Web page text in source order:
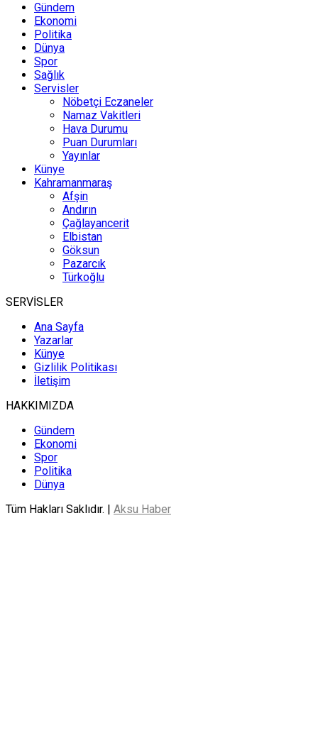
Gündem
Ekonomi
Politika
Dünya
Spor
Sağlık
Servisler
Nöbetçi Eczaneler
Namaz Vakitleri
Hava Durumu
Puan Durumları
Yayınlar
Künye
Kahramanmaraş
Afşin
Andırın
Çağlayancerit
Elbistan
Göksun
Pazarcık
Türkoğlu
SERVİSLER
Ana Sayfa
Yazarlar
Künye
Gizlilik Politikası
İletişim
HAKKIMIZDA
Gündem
Ekonomi
Spor
Politika
Dünya
Tüm Hakları Saklıdır. | Aksu Haber